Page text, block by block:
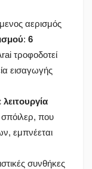
αερισμός
: 6
τροφοδοτεί
εισαγωγής
που
εμπνέεται
συνθήκες